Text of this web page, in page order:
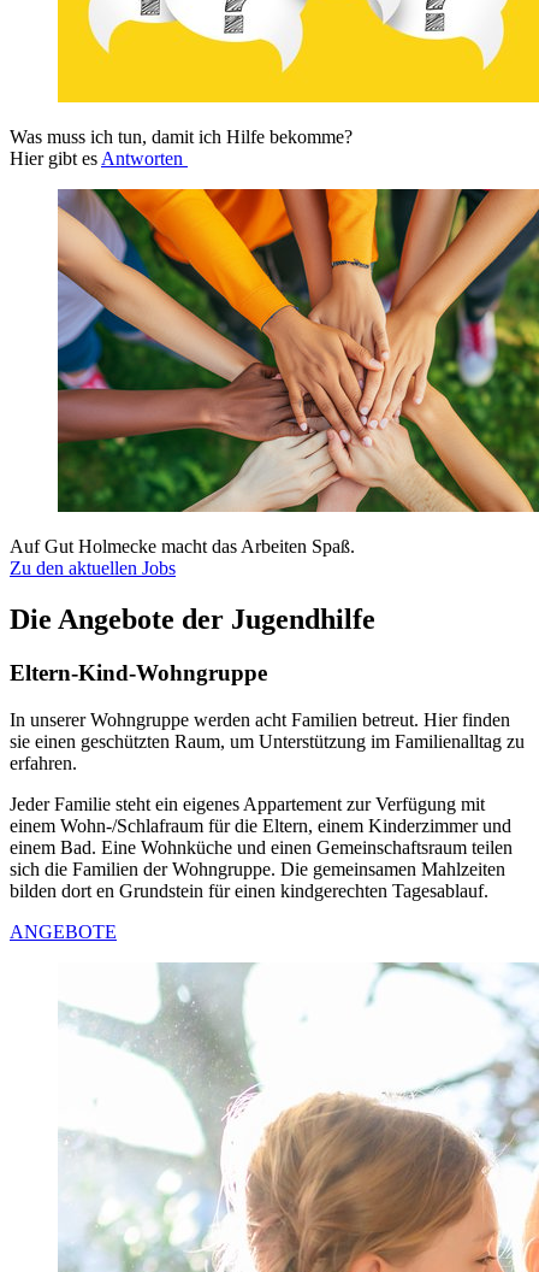
Was muss ich tun, damit ich Hilfe bekomme?
Hier gibt es Antworten
Auf Gut Holmecke macht das Arbeiten Spaß.
Zu den aktuellen Jobs
Die Angebote der Jugendhilfe
Eltern-Kind-Wohngruppe
In unserer Wohngruppe werden acht Familien betreut. Hier finden
sie einen geschützten Raum, um Unterstützung im Familienalltag zu
erfahren.
Jeder Familie steht ein eigenes Appartement zur Verfügung mit
einem Wohn-/Schlafraum für die Eltern, einem Kinderzimmer und
einem Bad. Eine Wohnküche und einen Gemeinschaftsraum teilen
sich die Familien der Wohngruppe. Die gemeinsamen Mahlzeiten
bilden dort en Grundstein für einen kindgerechten Tagesablauf.
ANGEBOTE